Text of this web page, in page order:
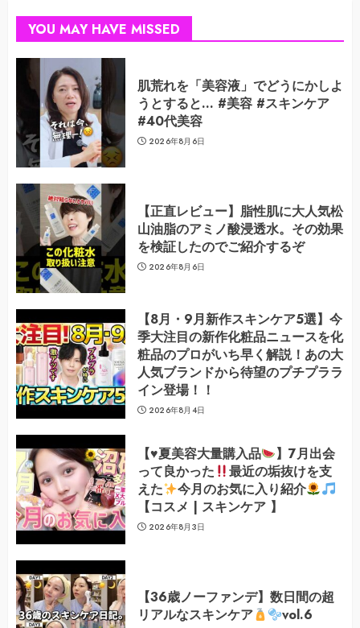
YOU MAY HAVE MISSED
肌荒れを「美容液」でどうにかしよ
うとすると… #美容 #スキンケア
#40代美容
2026年8月6日
【正直レビュー】脂性肌に大人気松
山油脂のアミノ酸浸透水。その効果
を検証したのでご紹介するぞ
2026年8月6日
【8月・9月新作スキンケア5選】今
季大注目の新作化粧品ニュースを化
粧品のプロがいち早く解説！あの大
人気ブランドから待望のプチプララ
イン登場！！
2026年8月4日
【♥️夏美容大量購入品
】7月出会
って良かった
最近の垢抜けを支
えた
今月のお気に入り紹介
【コスメ | スキンケア 】
2026年8月3日
【36歳ノーファンデ】数日間の超
リアルなスキンケア
vol.6